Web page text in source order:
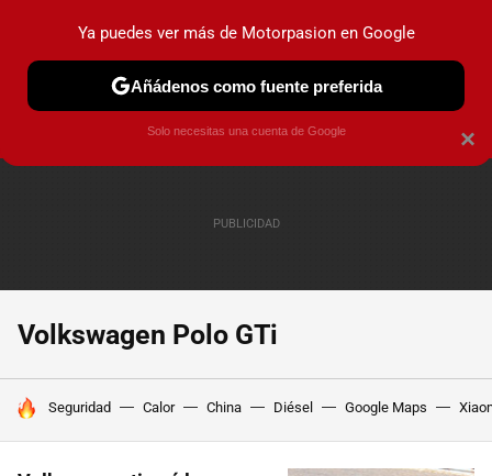
PRUEBAS COCHES ELÉCTRICOS OBSERVATORIO
Volkswagen Polo GTi
HOY SE HABLA DE
Seguridad Calor China Diésel Google Maps
×
Ya puedes ver más de Motorpasion en Google
Añádenos como fuente preferida
Solo necesitas una cuenta de Google